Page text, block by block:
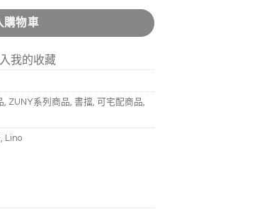
購物車
我的收藏
ZUNY系列商品 書擋 可宅配商品
, Lino